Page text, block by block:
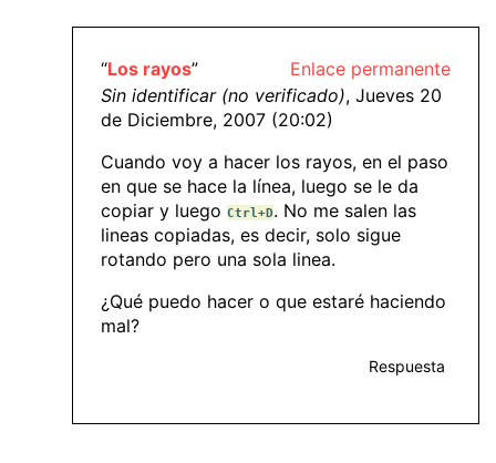
Enlace permanente
“Los rayos”
Sin identificar (no verificado), Jueves 20
de Diciembre, 2007 (20:02)
Cuando voy a hacer los rayos, en el paso
en que se hace la línea, luego se le da
copiar y luego Ctrl+D. No me salen las
lineas copiadas, es decir, solo sigue
rotando pero una sola linea.
¿Qué puedo hacer o que estaré haciendo
mal?
Respuesta